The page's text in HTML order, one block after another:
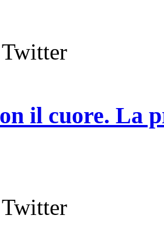
Twitter
il cuore. La
Twitter